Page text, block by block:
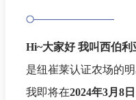
Hi~大家好 我叫西伯利
是纽崔莱认证农场的
我即将在2024年3月8